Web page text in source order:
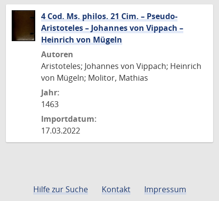
4 Cod. Ms. philos. 21 Cim. – Pseudo-
Aristoteles – Johannes von Vippach –
Heinrich von Mügeln
Autoren
Aristoteles; Johannes von Vippach; Heinrich
von Mügeln; Molitor, Mathias
Jahr:
1463
Importdatum:
17.03.2022
Hilfe zur Suche Kontakt
Impressum